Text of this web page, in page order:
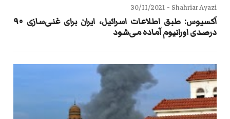
Shahriar Ayazi -
30/11/2021
اَکسیوس: طبق اطلاعات اسرائیل، ایران برای غنی‌سازی ۹۰
درصدی اورانیوم آماده می‌شود